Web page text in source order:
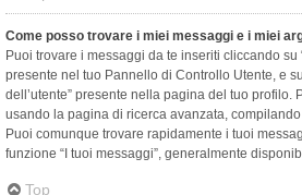
Come posso trovare i miei messaggi e i miei
Puoi trovare i messaggi da te inseriti cliccando su
presente nel tuo Pannello di Controllo Utente, e
dell’utente” presente nella pagina del tuo profilo.
usando la pagina di ricerca avanzata,
Puoi comunque trovare rapidamente i tuoi
funzione “I tuoi messaggi”, generalmente
Top